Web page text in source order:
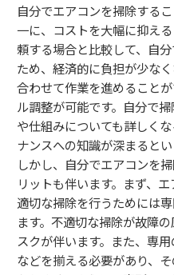
自分でエアコンを掃除する
一に、コストを大幅に抑え
頼する場合と比較して、自
ため、経済的に負担が少な
合わせて作業を進めること
ル調整が可能です。自分で
や仕組みについても詳しく
ナンスへの知識が深まると
しかし、自分でエアコンを
リットも伴います。まず、
適切な掃除を行うためには
ます。不適切な掃除が故障
スクが伴います。また、専
などを揃える必要があり、